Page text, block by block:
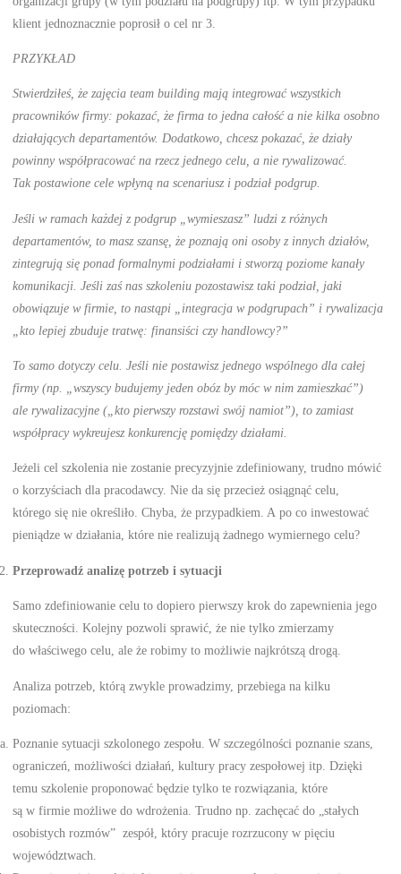
klient jednoznacznie poprosił o cel nr 3.
PRZYKŁAD
Stwierdziłeś, że zajęcia team building mają integrować wszystkich
pracowników firmy: pokazać, że firma to jedna całość a nie kilka osobno
działających departamentów. Dodatkowo, chcesz pokazać, że działy
powinny współpracować na rzecz jednego celu, a nie rywalizować.
Tak postawione cele wpłyną na scenariusz i podział podgrup.
Jeśli w ramach każdej z podgrup „wymieszasz” ludzi z różnych
departamentów, to masz szansę, że poznają oni osoby z innych działów,
zintegrują się ponad formalnymi podziałami i stworzą poziome kanały
komunikacji. Jeśli zaś nas szkoleniu pozostawisz taki podział, jaki
obowiązuje w firmie, to nastąpi „integracja w podgrupach” i rywalizacja
„kto lepiej zbuduje tratwę: finansiści czy handlowcy?”
To samo dotyczy celu. Jeśli nie postawisz jednego wspólnego dla całej
firmy (np. „wszyscy budujemy jeden obóz by móc w nim zamieszkać”)
ale rywalizacyjne („kto pierwszy rozstawi swój namiot”), to zamiast
współpracy wykreujesz konkurencję pomiędzy działami.
Jeżeli cel szkolenia nie zostanie precyzyjnie zdefiniowany, trudno mówić
o korzyściach dla pracodawcy. Nie da się przecież osiągnąć celu,
którego się nie określiło. Chyba, że przypadkiem. A po co inwestować
pieniądze w działania, które nie realizują żadnego wymiernego celu?
Przeprowadź analizę potrzeb i sytuacji
Samo zdefiniowanie celu to dopiero pierwszy krok do zapewnienia jego
skuteczności. Kolejny pozwoli sprawić, że nie tylko zmierzamy
do właściwego celu, ale że robimy to możliwie najkrótszą drogą.
Analiza potrzeb, którą zwykle prowadzimy, przebiega na kilku
poziomach:
Poznanie sytuacji szkolonego zespołu. W szczególności poznanie szans,
ograniczeń, możliwości działań, kultury pracy zespołowej itp. Dzięki
temu szkolenie proponować będzie tylko te rozwiązania, które
są w firmie możliwe do wdrożenia. Trudno np. zachęcać do „stałych
osobistych rozmów” zespół, który pracuje rozrzucony w pięciu
województwach.